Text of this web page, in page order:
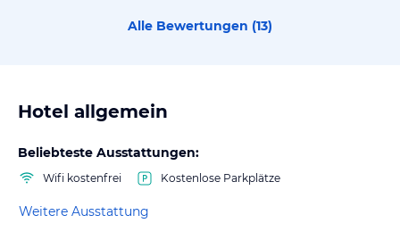
Alle Bewertungen (13)
Hotel allgemein
Beliebteste Ausstattungen:
Wifi kostenfrei Kostenlose Parkplätze
Weitere Ausstattung